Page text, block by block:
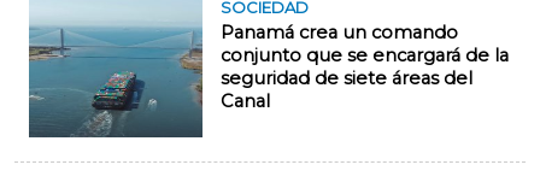
SOCIEDAD
Panamá crea un comando
conjunto que se encargará de la
seguridad de siete áreas del
Canal